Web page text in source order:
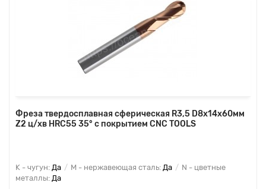
Фреза твердосплавная сферическая R3,5 D8x14x60мм
Z2 ц/хв HRC55 35° с покрытием CNC TOOLS
K - чугун: Да M - нержавеющая сталь: Да
N - цветные
металлы: Да